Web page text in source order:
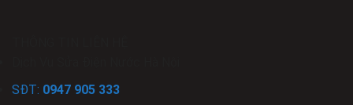
SĐT: 0947 905 333